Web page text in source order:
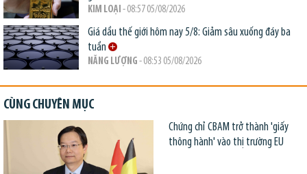
KIM LOẠI - 08:57 05/08/2026
Giá dầu thế giới hôm nay 5/8: Giảm sâu xuống đáy ba
tuần
NĂNG LƯỢNG - 08:53 05/08/2026
CÙNG CHUYÊN MỤC
Chứng chỉ CBAM trở thành 'giấy
thông hành' vào thị trường EU